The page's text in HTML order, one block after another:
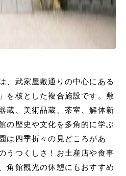
、武家屋敷通りの中心にある
を核とした複合施設です。敷
蔵、美術品蔵、茶室、解体新
の歴史や文化を多角的に学ぶ
は四季折々の見どころがあ
うつくしさ！お土産店や食事
角館観光の休憩にもおすすめ